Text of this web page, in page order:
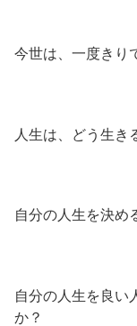
今世は、一度きり
人生は、どう生き
自分の人生を決め
自分の人生を良い
か？